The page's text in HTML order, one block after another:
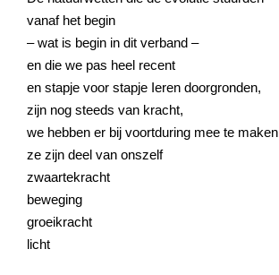
vanaf het begin
– wat is begin in dit verband –
en die we pas heel recent
en stapje voor stapje Ieren doorgronden,
zijn nog steeds van kracht,
we hebben er bij voortduring mee te maken
ze zijn deel van onszelf
zwaartekracht
beweging
groeikracht
licht